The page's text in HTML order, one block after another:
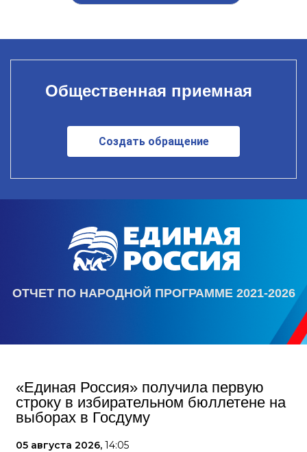
Общественная приемная
Создать обращение
ОТЧЕТ ПО НАРОДНОЙ ПРОГРАММЕ 2021-2026
«Единая Россия» получила первую
строку в избирательном бюллетене на
выборах в Госдуму
05 августа 2026, 14:05